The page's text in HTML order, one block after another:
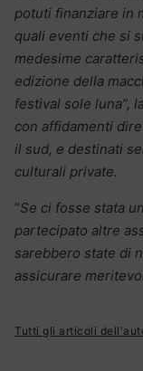
potuti finanziare in
quali eventi che si
medesime
edizione della
festival sole luna”,
con affidamenti
il sud, e destinati
culturali private.
“Se ci fosse stata
partecipato altre
sarebbero state di
assicurare
Tutti gli articoli